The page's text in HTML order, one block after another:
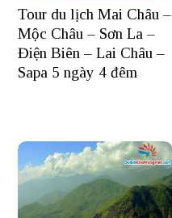
Tour du lịch Mai Châu –
Mộc Châu – Sơn La –
Điện Biên – Lai Châu –
Sapa 5 ngày 4 đêm